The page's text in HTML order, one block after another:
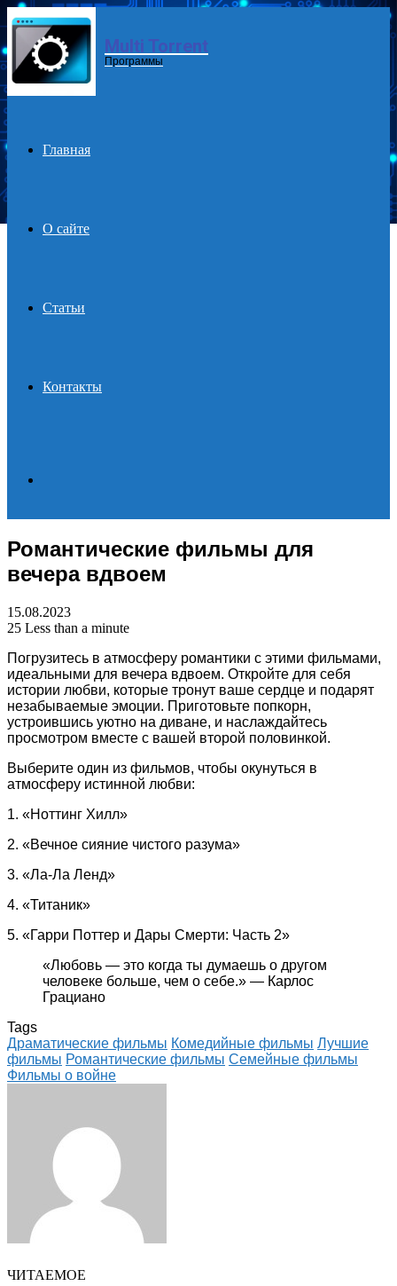
Menu Multi Torrent
Программы
Главная
О сайте
Статьи
Контакты
for
Романтические фильмы для
вечера вдвоем
15.08.2023
25 Less than a minute
Погрузитесь в атмосферу романтики с этими фильмами,
идеальными для вечера вдвоем. Откройте для себя
истории любви, которые тронут ваше сердце и подарят
незабываемые эмоции. Приготовьте попкорн,
устроившись уютно на диване, и наслаждайтесь
просмотром вместе с вашей второй половинкой.
Выберите один из фильмов, чтобы окунуться в
атмосферу истинной любви:
1. «Ноттинг Хилл»
2. «Вечное сияние чистого разума»
3. «Ла-Ла Ленд»
4. «Титаник»
5. «Гарри Поттер и Дары Смерти: Часть 2»
«Любовь — это когда ты думаешь о другом
человеке больше, чем о себе.» — Карлос
Грациано
Tags
Драматические фильмы Комедийные фильмы Лучшие
фильмы Романтические фильмы Семейные фильмы
Фильмы о войне
ЧИТАЕМОЕ